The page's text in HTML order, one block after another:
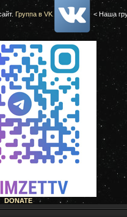
Группа в VK < Наша
DONATE